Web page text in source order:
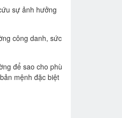
sự ảnh hưởng
công danh, sức
để sao cho phù
mệnh đặc biệt